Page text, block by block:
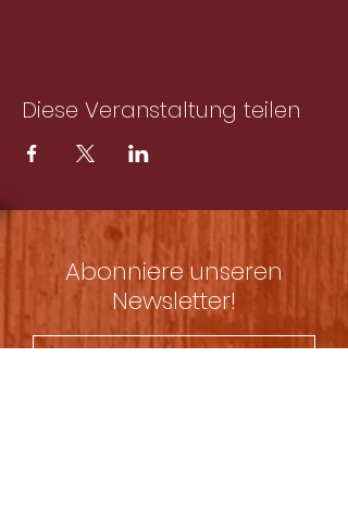
Diese Veranstaltung teilen
Abonniere unseren
Newsletter!